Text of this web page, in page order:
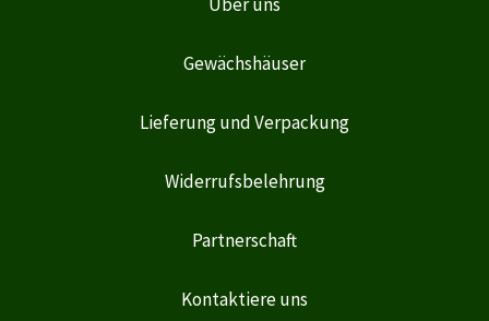
Gewächshäuser
Lieferung und Verpackung
Widerrufsbelehrung
Partnerschaft
Kontaktiere uns